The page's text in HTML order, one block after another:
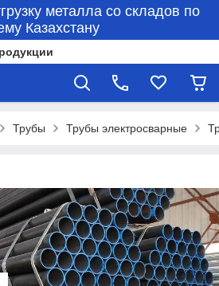
металла со складов по
Казахстану
Трубы Трубы электросварные